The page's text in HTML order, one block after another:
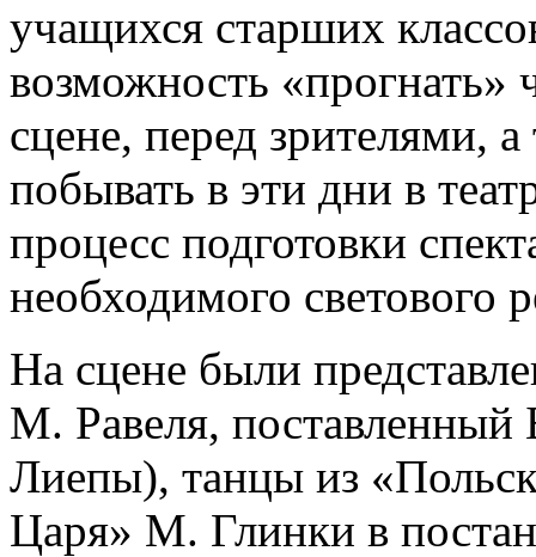
учащихся старших
возможность «прогнать»
сцене, перед зрителями,
побывать в эти дни в
процесс подготовки
необходимого светового
На сцене были
М. Равеля,
Лиепы), танцы из
Царя» М. Глинки в